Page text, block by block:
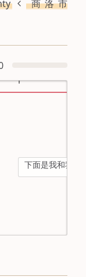
商洛市
下面是我和我妈